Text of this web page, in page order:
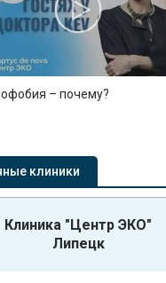
– почему?
клиники
Клиника "Центр ЭКО"
Липецк